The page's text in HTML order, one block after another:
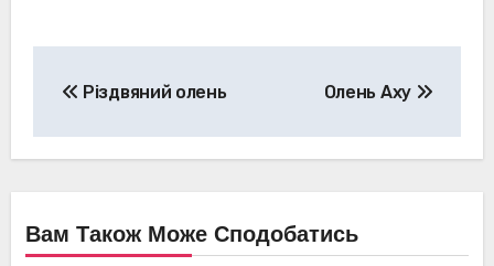
записів
Різдвяний олень Олень Аху
Вам Також Може Сподобатись